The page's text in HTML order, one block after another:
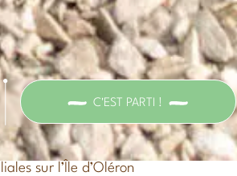
C'EST PARTI !
sur l’Île d’Oléron